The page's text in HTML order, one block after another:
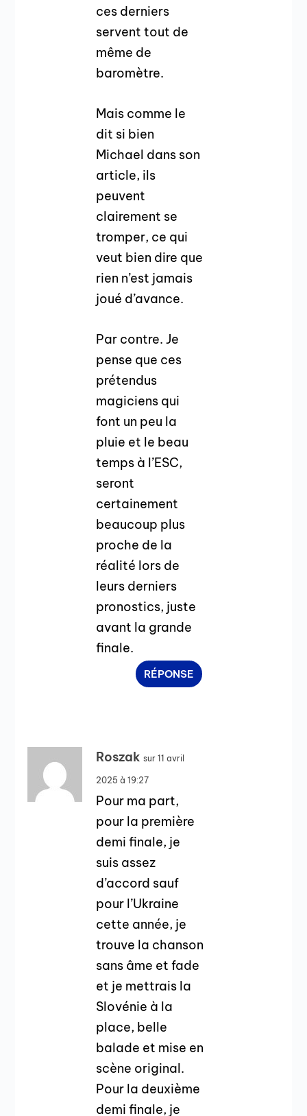
ces derniers
servent tout de
même de
baromètre.
Mais comme le
dit si bien
Michael dans son
article, ils
peuvent
clairement se
tromper, ce qui
veut bien dire que
rien n’est jamais
joué d’avance.
Par contre. Je
pense que ces
prétendus
magiciens qui
font un peu la
pluie et le beau
temps à l’ESC,
seront
certainement
beaucoup plus
proche de la
réalité lors de
leurs derniers
pronostics, juste
avant la grande
finale.
RÉPONSE
Roszak sur 11 avril
2025 à 19:27
Pour ma part,
pour la première
demi finale, je
suis assez
d’accord sauf
pour l’Ukraine
cette année, je
trouve la chanson
sans âme et fade
et je mettrais la
Slovénie à la
place, belle
balade et mise en
scène original.
Pour la deuxième
demi finale, je